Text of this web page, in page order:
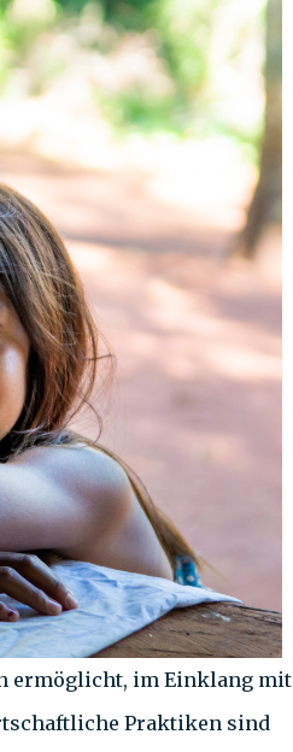
ermöglicht, im Einklang mit
Praktiken sind